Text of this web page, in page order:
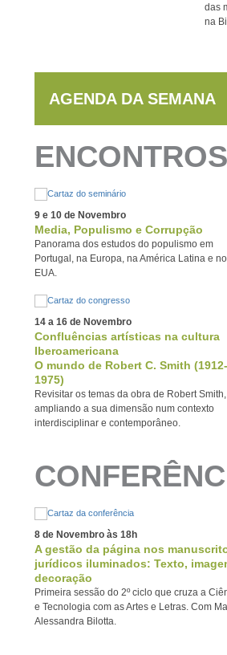
das
na
AGENDA DA SEMANA
9 e 10 de Novembro
Media, Populismo e Corrupção
Panorama dos estudos do populismo em
Portugal, na Europa, na América Latina e
EUA.
14 a 16 de Novembro
Confluências artísticas na cultura
Iberoamericana
O mundo de Robert C. Smith (1912-
1975)
Revisitar os temas da obra de Robert Smith,
ampliando a sua dimensão num contexto
interdisciplinar e contemporâneo.
8 de Novembro às 18h
A gestão da página nos
jurídicos iluminados: Texto,
decoração
Primeira sessão do 2º ciclo que cruza a
e Tecnologia com as Artes e Letras. Com
Alessandra Bilotta.